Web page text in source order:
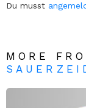
Du musst
MORE